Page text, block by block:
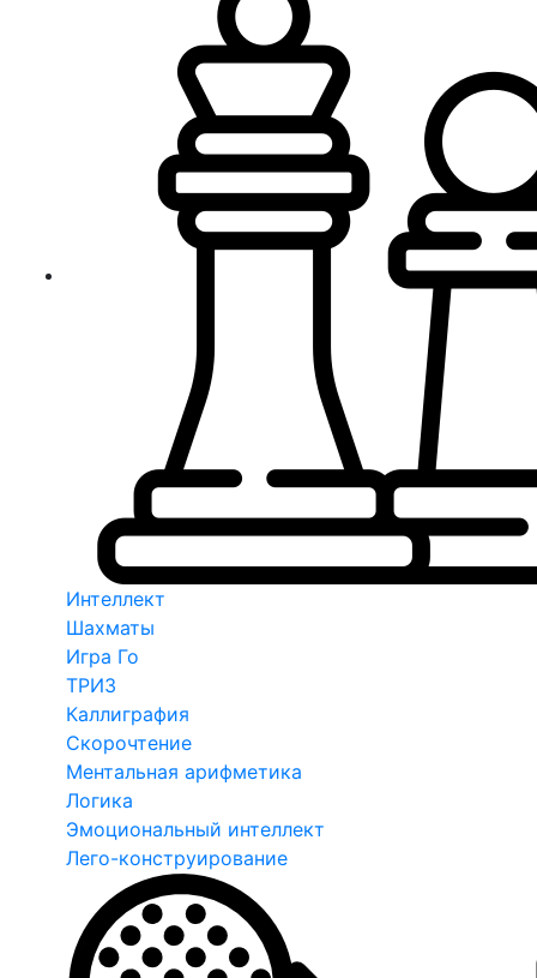
Интеллект
Шахматы
Игра Го
ТРИЗ
Каллиграфия
Скорочтение
Ментальная арифметика
Логика
Эмоциональный интеллект
Лего-конструирование